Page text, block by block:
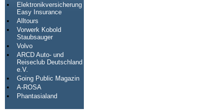
Elektronikversicherung
Easy Insurance
Alltours
Vorwerk Kobold
Staubsauger
Volvo
ARCD Auto- und
Reiseclub Deutschland
e.V.
Going Public Magazin
A-ROSA
Phantasialand